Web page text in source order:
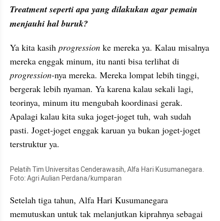
Treatment seperti apa yang dilakukan agar pemain
menjauhi hal buruk?
Ya kita kasih progression ke mereka ya. Kalau misalnya
progression-nya mereka. Mereka lompat lebih tinggi,
bergerak lebih nyaman. Ya karena kalau sekali lagi,
teorinya, minum itu mengubah koordinasi gerak.
Apalagi kalau kita suka joget-joget tuh, wah sudah
pasti. Joget-joget enggak karuan ya bukan joget-joget
terstruktur ya.
Pelatih Tim Universitas Cenderawasih, Alfa Hari Kusumanegara.
Foto: Agri Aulian Perdana/kumparan
Setelah tiga tahun, Alfa Hari Kusumanegara
memutuskan untuk tak melanjutkan kiprahnya sebagai